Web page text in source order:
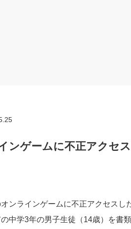
ンゲームに不正アクセ
ンラインゲームに不正アクセス
中学3年の男子生徒（14歳）を書